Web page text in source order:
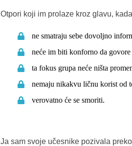
Otpori koji im prolaze kroz glavu,
ne smatraju sebe dovoljno
neće im biti konforno da
ta fokus grupa neće ništa
nemaju nikakvu ličnu korist od
verovatno će se smoriti.
Ja sam svoje učesnike pozivala